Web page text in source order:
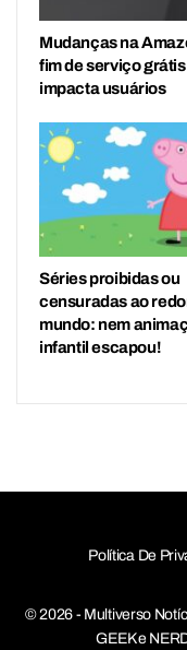
Mudanças na
fim de serviço grátis
impacta usuários
Séries proibidas ou
censuradas ao
mundo: nem
infantil escapou!
Política De
© 2026 - Multiverso
GEEK e